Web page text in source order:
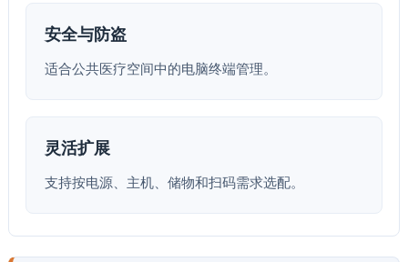
安全与防盗
适合公共医疗空间中的电脑终端管理。
灵活扩展
支持按电源、主机、储物和扫码需求选配。